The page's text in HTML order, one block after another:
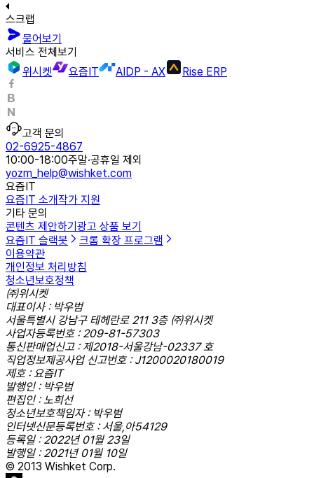
스크랩
물어보기
서비스 전체보기
위시켓
요즘IT AIDP - AX Rise ERP
고객 문의
02-6925-4867
10:00-18:00주말·공휴일 제외
yozm_help@wishket.com
요즘IT
요즘IT 소개작가 지원
기타 문의
콘텐츠 제안하기 광고 상품 보기
요즘IT 슬랙봇
크롬 확장 프로그램
이용약관
개인정보 처리방침
청소년보호정책
㈜위시켓
대표이사 : 박우범
서울특별시 강남구 테헤란로 211 3층 ㈜위시켓
사업자등록번호 : 209-81-57303
통신판매업신고 : 제2018-서울강남-02337 호
직업정보제공사업 신고번호 : J1200020180019
제호 : 요즘IT
발행인 : 박우범
편집인 : 노희선
청소년보호책임자 : 박우범
인터넷신문등록번호 : 서울,아54129
등록일 : 2022년 01월 23일
발행일 : 2021년 01월 10일
© 2013 Wishket Corp.